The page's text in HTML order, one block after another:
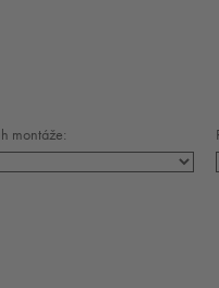
montáže: